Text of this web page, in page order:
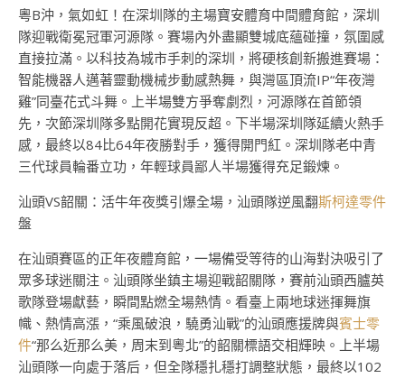
粵B沖，氣如虹！在深圳隊的主場寶安體育中間體育館，深圳
隊迎戰衛冕冠軍河源隊。賽場內外盡顯雙城底蘊碰撞，氛圍感
直接拉滿。以科技為城市手刺的深圳，將硬核創新搬進賽場：
智能機器人邁著靈動機械步動感熱舞，與灣區頂流IP“年夜灣
雞”同臺花式斗舞。上半場雙方爭奪劇烈，河源隊在首節領
先，次節深圳隊多點開花實現反超。下半場深圳隊延續火熱手
感，最終以84比64年夜勝對手，獲得開門紅。深圳隊老中青
三代球員輪番立功，年輕球員鄙人半場獲得充足鍛煉。
汕頭VS韶關：活牛年夜獎引爆全場，汕頭隊逆風翻斯柯達零件
盤
在汕頭賽區的正年夜體育館，一場備受等待的山海對決吸引了
眾多球迷關注。汕頭隊坐鎮主場迎戰韶關隊，賽前汕頭西臚英
歌隊登場獻藝，瞬間點燃全場熱情。看臺上兩地球迷揮舞旗
幟、熱情高漲，“乘風破浪，驍勇汕戰”的汕頭應援牌與賓士零
件“那么近那么美，周末到粵北”的韶關標語交相輝映。上半場
汕頭隊一向處于落后，但全隊穩扎穩打調整狀態，最終以102